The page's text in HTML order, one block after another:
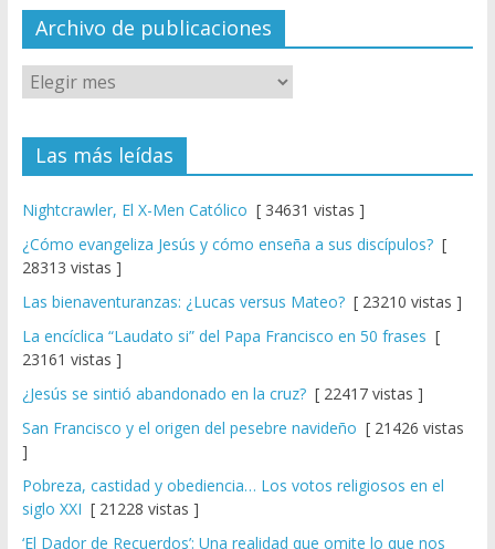
el
Archivo de publicaciones
Las más leídas
Nightcrawler, El X-Men Católico [ 34631 vistas ]
¿Cómo evangeliza Jesús y cómo enseña a sus discípulos?[
28313 vistas ]
Las bienaventuranzas: ¿Lucas versus Mateo?[ 23210 vistas ]
La encíclica “Laudato si” del Papa Francisco en 50 frases [
23161 vistas ]
¿Jesús se sintió abandonado en la cruz?[ 22417 vistas ]
San Francisco y el origen del pesebre navideño [ 21426 vistas
]
Pobreza, castidad y obediencia… Los votos religiosos en el
siglo XXI [ 21228 vistas ]
‘El Dador de Recuerdos’: Una realidad que omite lo que nos